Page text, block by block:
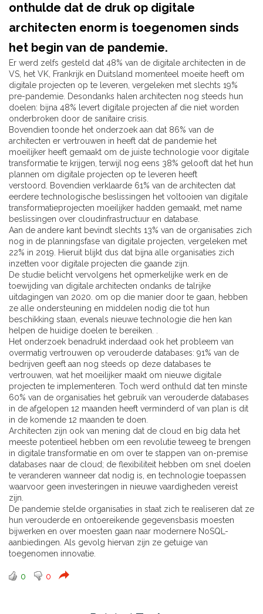
onthulde dat de druk op digitale
architecten enorm is toegenomen sinds
het begin van de pandemie.
Er werd zelfs gesteld dat 48% van de digitale architecten in de
VS, het VK, Frankrijk en Duitsland momenteel moeite heeft om
digitale projecten op te leveren, vergeleken met slechts 19%
pre-pandemie. Desondanks halen architecten nog steeds hun
doelen: bijna 48% levert digitale projecten af ​​die niet worden
onderbroken door de sanitaire crisis.
Bovendien toonde het onderzoek aan dat 86% van de
architecten er vertrouwen in heeft dat de pandemie het
moeilijker heeft gemaakt om de juiste technologie voor digitale
transformatie te krijgen, terwijl nog eens 38% gelooft dat het hun
plannen om digitale projecten op te leveren heeft
verstoord. Bovendien verklaarde 61% van de architecten dat
eerdere technologische beslissingen het voltooien van digitale
transformatieprojecten moeilijker hadden gemaakt, met name
beslissingen over cloudinfrastructuur en database.
Aan de andere kant bevindt slechts 13% van de organisaties zich
nog in de planningsfase van digitale projecten, vergeleken met
22% in 2019. Hieruit blijkt dus dat bijna alle organisaties zich
inzetten voor digitale projecten die gaande zijn.
De studie belicht vervolgens het opmerkelijke werk en de
toewijding van digitale architecten ondanks de talrijke
uitdagingen van 2020. om op die manier door te gaan, hebben
ze alle ondersteuning en middelen nodig die tot hun
beschikking staan, evenals nieuwe technologie die hen kan
helpen de huidige doelen te bereiken. .
Het onderzoek benadrukt inderdaad ook het probleem van
overmatig vertrouwen op verouderde databases: 91% van de
bedrijven geeft aan nog steeds op deze databases te
vertrouwen, wat het moeilijker maakt om nieuwe digitale
projecten te implementeren. Toch werd onthuld dat ten minste
60% van de organisaties het gebruik van verouderde databases
in de afgelopen 12 maanden heeft verminderd of van plan is dit
in de komende 12 maanden te doen.
Architecten zijn ook van mening dat de cloud en big data het
meeste potentieel hebben om een ​​revolutie teweeg te brengen
in digitale transformatie en om over te stappen van on-premise
databases naar de cloud; de flexibiliteit hebben om snel doelen
te veranderen wanneer dat nodig is, en technologie toepassen
waarvoor geen investeringen in nieuwe vaardigheden vereist
zijn.
De pandemie stelde organisaties in staat zich te realiseren dat ze
hun verouderde en ontoereikende gegevensbasis moesten
bijwerken en over moesten gaan naar modernere NoSQL-
aanbiedingen. Als gevolg hiervan zijn ze getuige van
toegenomen innovatie.
0 0